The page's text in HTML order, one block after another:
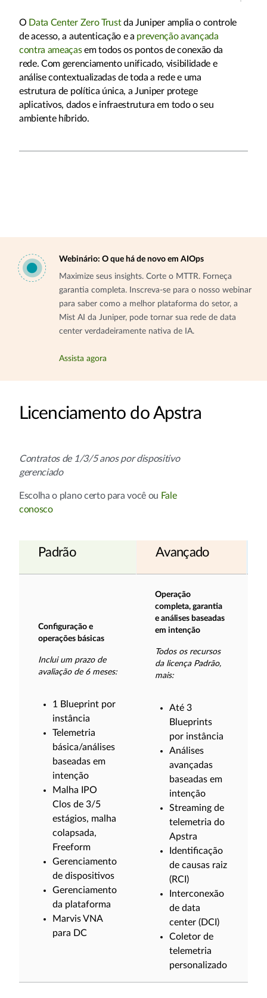
O Data Center Zero Trustda Juniper amplia o controle
de acesso, a autenticação e a prevenção avançada
contra ameaçasem todos os pontos de conexão da
rede. Com gerenciamento unificado, visibilidade e
análise contextualizadas de toda a rede e uma
estrutura de política única, a Juniper protege
aplicativos, dados e infraestrutura em todo o seu
ambiente híbrido.
Webinário: O que há de novo em AIOps
Maximize seus insights. Corte o MTTR. Forneça
garantia completa. Inscreva-se para o nosso webinar
para saber como a melhor plataforma do setor, a
Mist AI da Juniper, pode tornar sua rede de data
center verdadeiramente nativa de IA.
Assista agora
Licenciamento do Apstra
Contratos de 1/3/5 anos por dispositivo
gerenciado
Escolha o plano certo para você ou Fale
conosco
Padrão Avançado
Configuração e
operações básicas
Inclui um prazo de
avaliação de 6 meses:
1 Blueprint por
instância
Telemetria
básica/análises
baseadas em
intenção
Malha IPO
Clos de 3/5
estágios, malha
colapsada,
Freeform
Gerenciamento
de dispositivos
Gerenciamento
da plataforma
Marvis VNA
para DC
Operação
completa, garantia
e análises baseadas
em intenção
Todos os recursos
da licença Padrão,
mais:
Até 3
Blueprints
por instância
Análises
avançadas
baseadas em
intenção
Streaming de
telemetria do
Apstra
Identificação
de causas raiz
(RCI)
Interconexão
de data
center (DCI)
Coletor de
telemetria
personalizado